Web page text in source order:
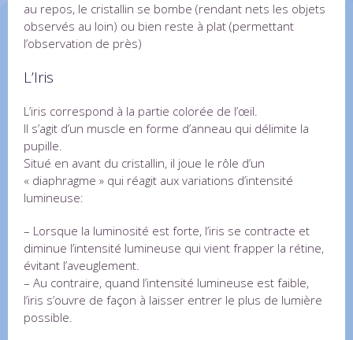
au repos, le cristallin se bombe (rendant nets les objets
observés au loin) ou bien reste à plat (permettant
l’observation de près)
L’Iris
L’iris correspond à la partie colorée de l’œil.
Il s’agit d’un muscle en forme d’anneau qui délimite la
pupille.
Situé en avant du cristallin, il joue le rôle d’un
« diaphragme » qui réagit aux variations d’intensité
lumineuse:
– Lorsque la luminosité est forte, l’iris se contracte et
diminue l’intensité lumineuse qui vient frapper la rétine,
évitant l’aveuglement.
– Au contraire, quand l’intensité lumineuse est faible,
l’iris s’ouvre de façon à laisser entrer le plus de lumière
possible.